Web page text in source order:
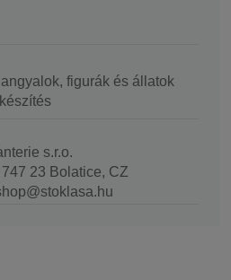
figurák és állatok
s.r.o.
23 Bolatice, CZ